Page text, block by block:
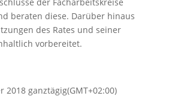
beraten diese. Darüber hinaus
des Rates und seiner
vorbereitet.
2018 ganztägig(GMT+02:00)